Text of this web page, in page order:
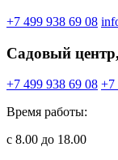
+7 499 938 69 08
Садовый
+7 499 938 69 08 +7
Время работы:
с 8.00 до 18.00